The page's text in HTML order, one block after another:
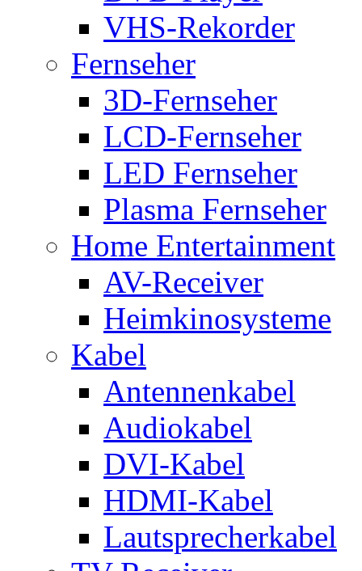
VHS-Rekorder
Fernseher
3D-Fernseher
LCD-Fernseher
LED Fernseher
Plasma Fernseher
Home Entertainment
AV-Receiver
Heimkinosysteme
Kabel
Antennenkabel
Audiokabel
DVI-Kabel
HDMI-Kabel
Lautsprecherkabel